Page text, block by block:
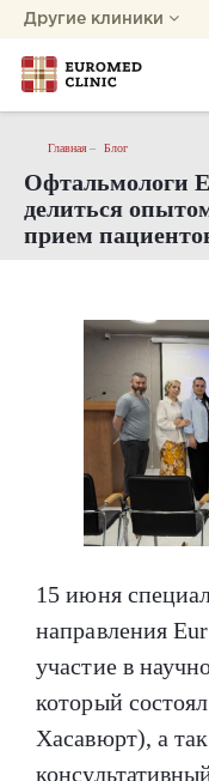
Другие клиники
Главная Блог
Офтальмологи
делиться
прием
15 июня
направления
участие в
который
Хасавюрт), а